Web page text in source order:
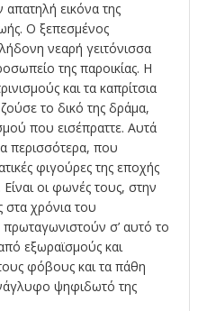
εικόνα της
Ο ξεπεσμένος
νεαρή γειτόνισσα
της παροικίας. Η
και τα καπρίτσια
το δικό της δράμα,
που εισέπραττε. Αυτά
περισσότερα, που
φιγούρες της εποχής
οι φωνές τους, στην
στα χρόνια του
σ’ αυτό το
εξωραϊσμούς και
φόβους και τα πάθη
ψηφιδωτό της